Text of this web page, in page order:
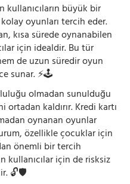
kullanıcıların büyük bir
kolay oyunları tercih eder.
kısa sürede oynanabilen
için idealdir. Bu tür
de uzun süredir oyun
sunar. ⚡🕹️
olmadan sunulduğu
ortadan kaldırır. Kredi kartı
oynanan oyunlar
özellikle çocuklar için
önemli bir tercih
kullanıcılar için de risksiz
🔓🛡️